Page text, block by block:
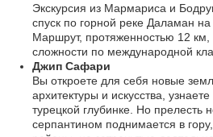
Экскурсия из Мармариса и
спуск по горной реке Даламан
Маршрут, протяженностью 12 км,
сложности по международной
Джип Сафари
Вы откроете для себя новые
архитектуры и искусства,
турецкой глубинке. Но прелесть
серпантином поднимается в